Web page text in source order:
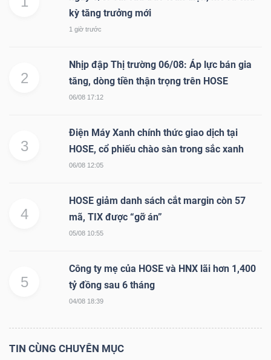
kỳ tăng trưởng mới
1 giờ trước
2
Nhịp đập Thị trường 06/08: Áp lực bán gia
tăng, dòng tiền thận trọng trên HOSE
06/08 17:12
3
Điện Máy Xanh chính thức giao dịch tại
HOSE, cổ phiếu chào sàn trong sắc xanh
06/08 12:05
4
HOSE giảm danh sách cắt margin còn 57
mã, TIX được “gỡ án”
05/08 10:55
5
Công ty mẹ của HOSE và HNX lãi hơn 1,400
tỷ đồng sau 6 tháng
04/08 18:39
TIN CÙNG CHUYÊN MỤC
NGHIỆP
PHIẾU
SINH
TRÁI
CÔNG